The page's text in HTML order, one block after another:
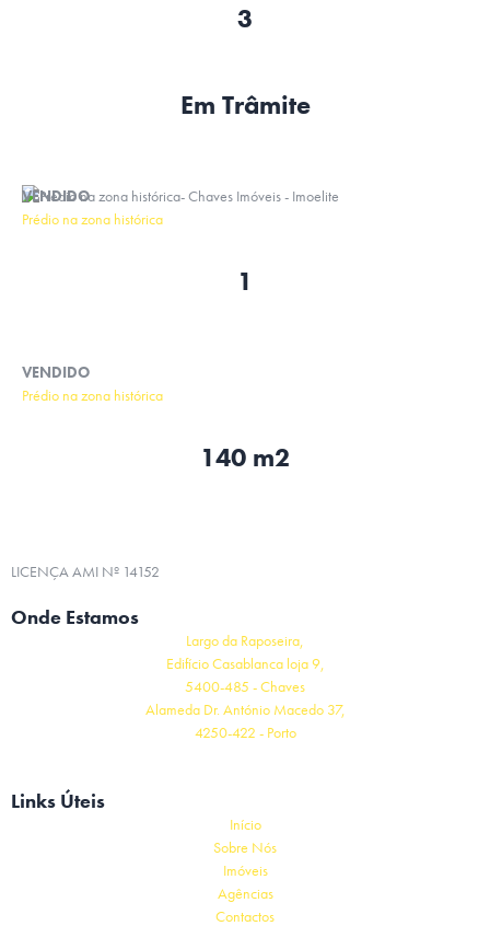
3
Em Trâmite
VENDIDO
Prédio na zona histórica
1
VENDIDO
Prédio na zona histórica
140 m2
LICENÇA AMI Nº 14152
Onde Estamos
Largo da Raposeira,
Edifício Casablanca loja 9,
5400-485 - Chaves
Alameda Dr. António Macedo 37,
4250-422 - Porto
Links Úteis
Início
Sobre Nós
Imóveis
Agências
Contactos